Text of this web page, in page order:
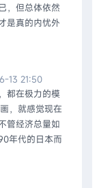
，但总体依然
是真的内忧外
13 21:50
都在极力的模
，就感觉现在
管经济总量如
年代的日本而